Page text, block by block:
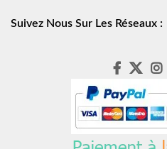
Suivez Nous Sur Les Réseaux :